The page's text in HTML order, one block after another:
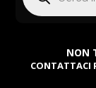
NON
CONTATTACI